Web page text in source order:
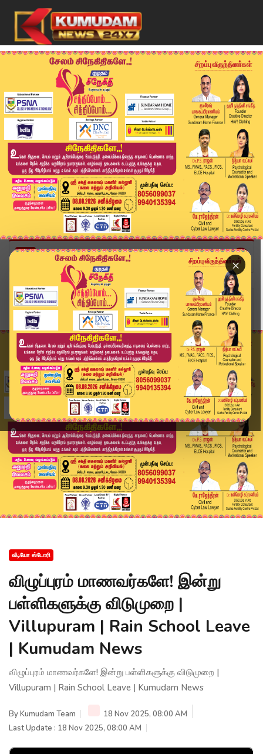
×
Home
வீடியோ ஸ்டோரி
விழுப்புரம் மாணவர்களே! இன்று பள்ளிகளுக்கு விடும...
வீடியோ ஸ்டோரி
விழுப்புரம் மாணவர்களே! இன்று
பள்ளிகளுக்கு விடுமுறை |
Villupuram | Rain School Leave
| Kumudam News
விழுப்புரம் மாணவர்களே! இன்று பள்ளிகளுக்கு விடுமுறை |
Villupuram | Rain School Leave | Kumudam News
ByKumudam Team
18 Nov 2025, 08:00 AM
Last Update : 18 Nov 2025, 08:00 AM